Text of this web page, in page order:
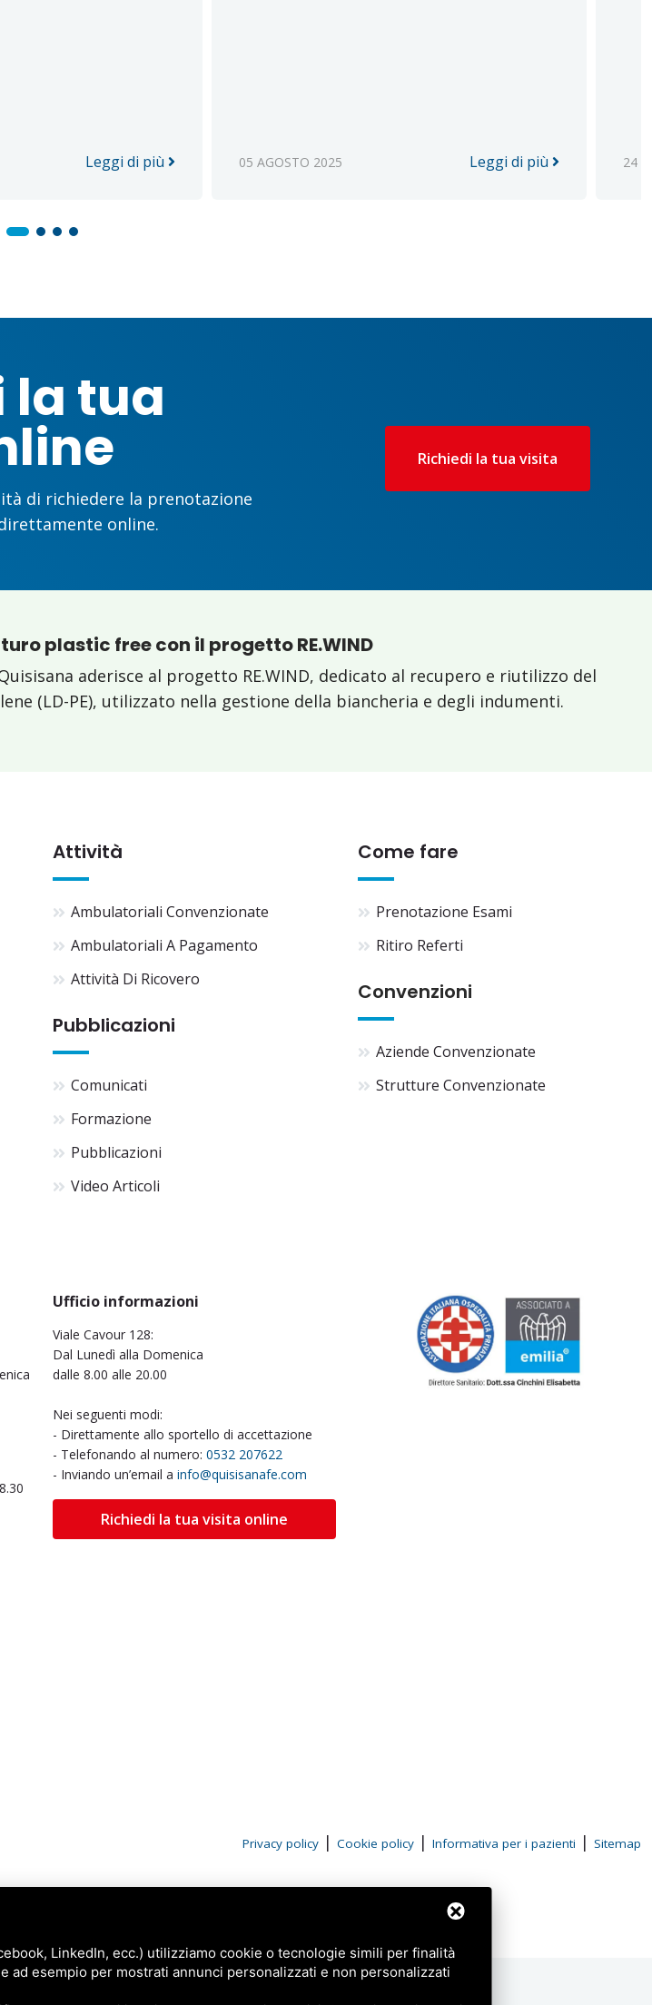
Leggi di più 05 AGOSTO 2025 Leggi di più 24
la tua
di richiedere la prenotazione
online.
Richiedi la tua visita
plastic free con il progetto RE.WIND
aderisce al progetto RE.WIND, dedicato al recupero e riutilizzo del
(LD-PE), utilizzato nella gestione della biancheria e degli indumenti.
Attività
Ambulatoriali Convenzionate
Ambulatoriali A Pagamento
Attività Di Ricovero
Come fare
Prenotazione Esami
Ritiro Referti
Convenzioni
Aziende Convenzionate
Strutture Convenzionate
Pubblicazioni
Comunicati
Formazione
Pubblicazioni
Video Articoli
Ufficio informazioni
Viale Cavour 128:
Dal Lunedì alla Domenica
dalle 8.00 alle 20.00
Nei seguenti modi:
- Direttamente allo sportello di accettazione
- Telefonando al numero: 0532 207622
- Inviando un’email a info@quisisanafe.com
Richiedi la tua visita online
Privacy policy | Cookie policy | Informativa per i pazienti | Sitemap
LinkedIn, ecc.) utilizziamo cookie o tecnologie simili per finalità
ad esempio per mostrati annunci personalizzati e non personalizzati